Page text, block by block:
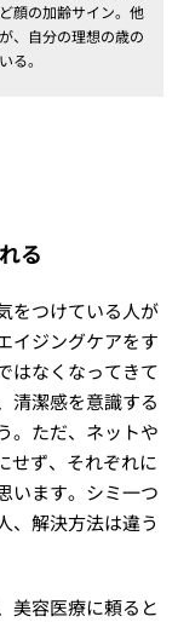
顔の加齢サイン。他
、自分の理想の歳の
る。
る
をつけている人が
イジングケアをす
はなくなってきて
清潔感を意識する
。ただ、ネットや
せず、それぞれに
います。シミ一つ
、解決方法は違う
美容医療に頼ると